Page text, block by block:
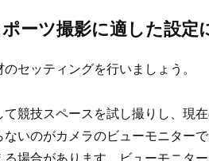
ーツ撮影に適した設定
セッティングを行いましょう。
競技スペースを試し撮りし、現
いのがカメラのビューモニター
場合があります。ビューモニタ